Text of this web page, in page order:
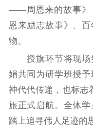
——周恩来的故事》
恩来励志故事》、
物。
授旗环节将现场
娟共同为研学班授
神代代传递，也标志
旅正式启航。全体
踏上追寻伟人足迹的